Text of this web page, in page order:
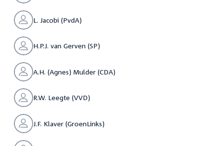
L. Jacobi (PvdA)
H.P.J. van Gerven (SP)
A.H. (Agnes) Mulder (CDA)
R.W. Leegte (VVD)
J.F. Klaver (GroenLinks)